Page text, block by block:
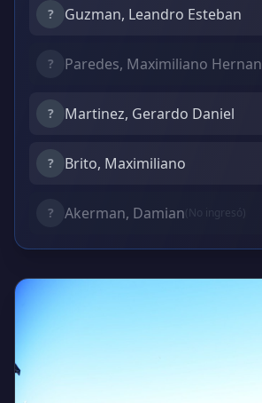
? Guzman, Leandro Esteban
? Paredes, Maximiliano Hernan
? Martinez, Gerardo Daniel
? Brito, Maximiliano
? Akerman, Damian(No ingresó)